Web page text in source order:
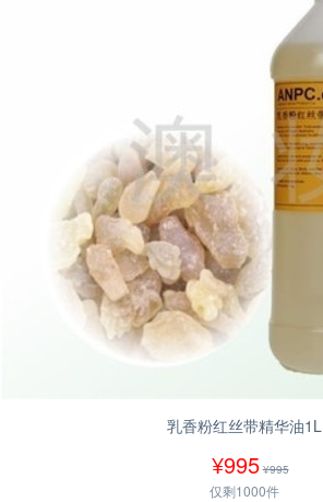
乳香粉红丝带精华油1L
¥995 ¥995
仅剩1000件